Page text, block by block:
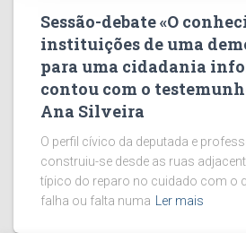
Sessão-debate «O
instituições de uma
para uma cidadania
contou com o
Ana Silveira
O perfil cívico da deputada e
construiu-se desde as ruas
típico do reparo no cuidado com o
falha ou falta numa
Ler mais